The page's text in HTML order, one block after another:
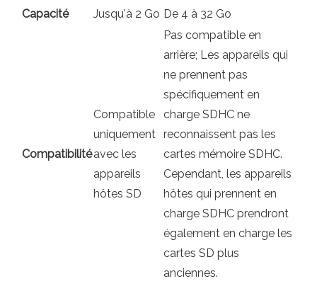
Capacité Jusqu'à 2 Go De 4 à 32 Go
Compatibilité
Compatible
uniquement
avec les
appareils
hôtes SD
Pas compatible en
arrière; Les appareils qui
ne prennent pas
spécifiquement en
charge SDHC ne
reconnaissent pas les
cartes mémoire SDHC.
Cependant, les appareils
hôtes qui prennent en
charge SDHC prendront
également en charge les
cartes SD plus
anciennes.